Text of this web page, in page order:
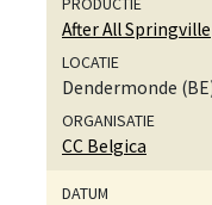
After All Springville
Dendermonde
CC Belgica